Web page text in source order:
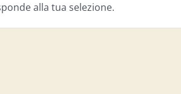
alla tua selezione.